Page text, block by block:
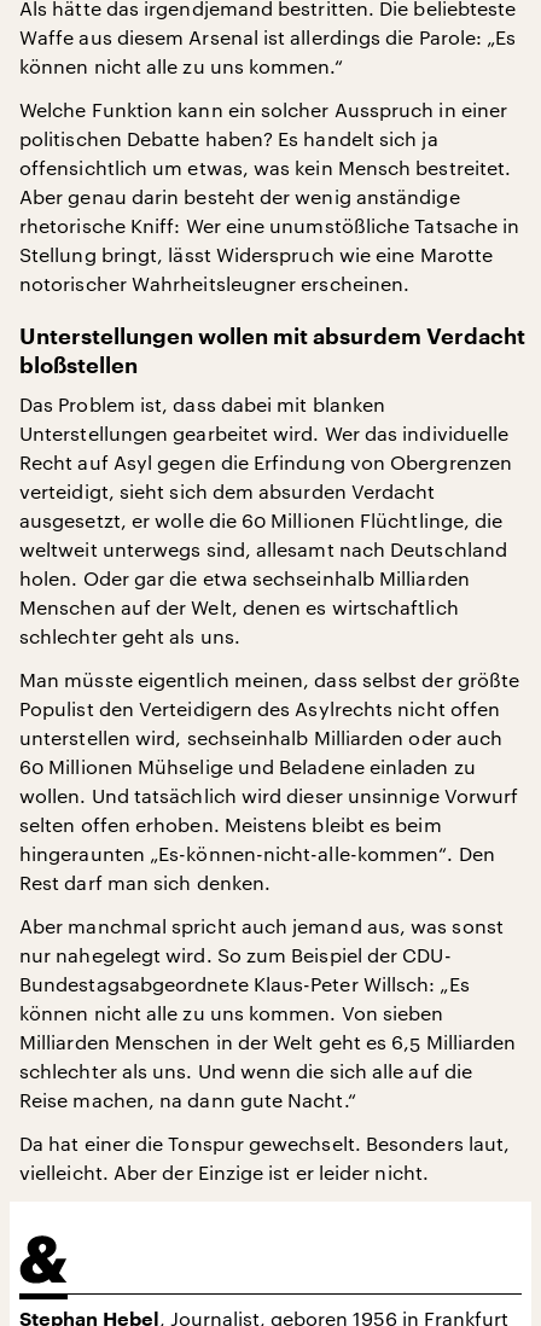
Als hätte das irgendjemand bestritten. Die beliebteste
Waffe aus diesem Arsenal ist allerdings die Parole: „Es
können nicht alle zu uns kommen.“
Welche Funktion kann ein solcher Ausspruch in einer
politischen Debatte haben? Es handelt sich ja
offensichtlich um etwas, was kein Mensch bestreitet.
Aber genau darin besteht der wenig anständige
rhetorische Kniff: Wer eine unumstößliche Tatsache in
Stellung bringt, lässt Widerspruch wie eine Marotte
notorischer Wahrheitsleugner erscheinen.
Unterstellungen wollen mit absurdem Verdacht
bloßstellen
Das Problem ist, dass dabei mit blanken
Unterstellungen gearbeitet wird. Wer das individuelle
Recht auf Asyl gegen die Erfindung von Obergrenzen
verteidigt, sieht sich dem absurden Verdacht
ausgesetzt, er wolle die 60 Millionen Flüchtlinge, die
weltweit unterwegs sind, allesamt nach Deutschland
holen. Oder gar die etwa sechseinhalb Milliarden
Menschen auf der Welt, denen es wirtschaftlich
schlechter geht als uns.
Man müsste eigentlich meinen, dass selbst der größte
Populist den Verteidigern des Asylrechts nicht offen
unterstellen wird, sechseinhalb Milliarden oder auch
60 Millionen Mühselige und Beladene einladen zu
wollen. Und tatsächlich wird dieser unsinnige Vorwurf
selten offen erhoben. Meistens bleibt es beim
hingeraunten „Es-können-nicht-alle-kommen“. Den
Rest darf man sich denken.
Aber manchmal spricht auch jemand aus, was sonst
nur nahegelegt wird. So zum Beispiel der CDU-
Bundestagsabgeordnete Klaus-Peter Willsch: „Es
können nicht alle zu uns kommen. Von sieben
Milliarden Menschen in der Welt geht es 6,5 Milliarden
schlechter als uns. Und wenn die sich alle auf die
Reise machen, na dann gute Nacht.“
Da hat einer die Tonspur gewechselt. Besonders laut,
vielleicht. Aber der Einzige ist er leider nicht.
Stephan Hebel , Journalist, geboren 1956 in Frankfurt